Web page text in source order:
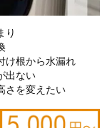
り
け根から水漏れ
出ない
さを変えたい